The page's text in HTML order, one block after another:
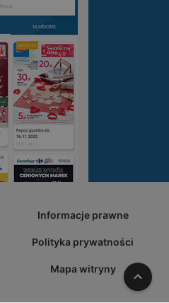
Informacje prawne
Polityka prywatności
Mapa witryny W